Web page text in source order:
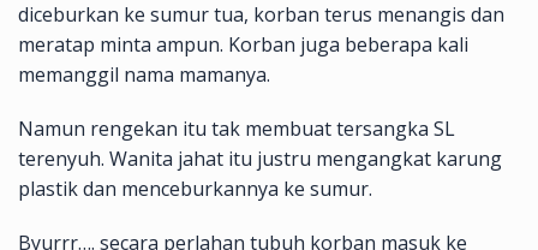
diceburkan ke sumur tua, korban terus menangis dan
meratap minta ampun. Korban juga beberapa kali
memanggil nama mamanya.
Namun rengekan itu tak membuat tersangka SL
terenyuh. Wanita jahat itu justru mengangkat karung
plastik dan menceburkannya ke sumur.
Byurrr…. secara perlahan tubuh korban masuk ke